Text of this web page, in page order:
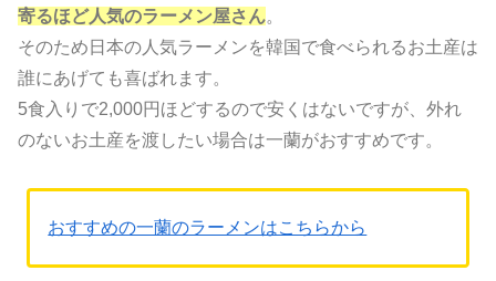
寄るほど人気のラーメン屋さん。
そのため日本の人気ラーメンを韓国で食べられるお土産は
誰にあげても喜ばれます。
5食入りで2,000円ほどするので安くはないですが、外れ
のないお土産を渡したい場合は一蘭がおすすめです。
おすすめの一蘭のラーメンはこちらから